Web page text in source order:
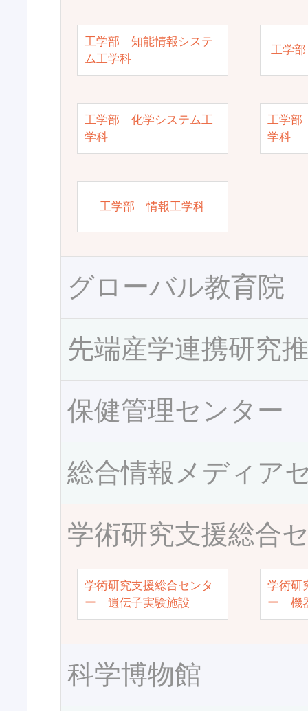
工学部 知能情報システ
ム工学科
工学
工学部 化学システム工
学科
工学部
学科
工学部 情報工学科
グローバル教育院
先端産学連携研究
保健管理センター
総合情報メディア
学術研究支援総合
学術研究支援総合センタ
ー 遺伝子実験施設
学術研
ー 機
科学博物館